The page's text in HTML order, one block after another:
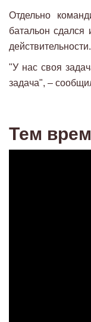
Отдельно
батальон сдался
действительности.
"У нас своя
задача", –
Тем